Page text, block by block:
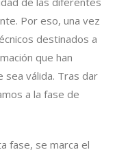
Por eso, una vez
destinados a
que han
válida. Tras dar
a la fase de
fase, se marca el